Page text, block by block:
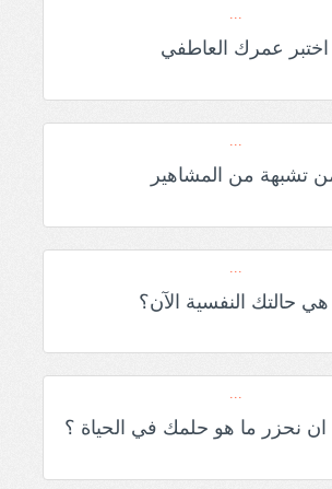
اختبر عمرك العاطفي
تشبهة من المشاهير
هي حالتك النفسية الآن؟
نحزر ما هو حلمك في الحياة ؟